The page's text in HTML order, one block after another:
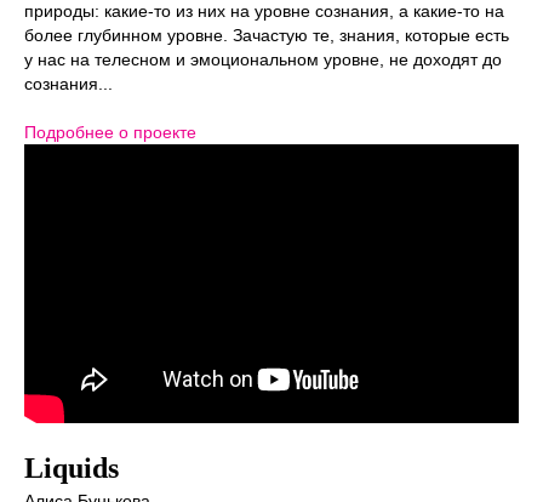
природы: какие-то из них на уровне сознания, а какие-то на
более глубинном уровне. Зачастую те, знания, которые есть
у нас на телесном и эмоциональном уровне, не доходят до
сознания...
Подробнее о проекте
Liquids